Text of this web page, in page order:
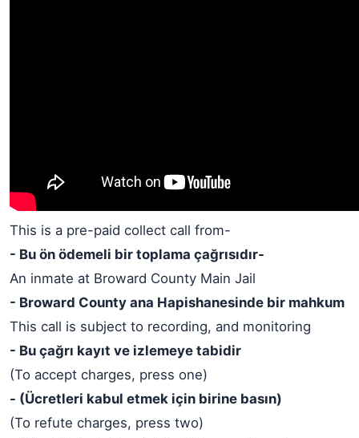
This is a pre-paid collect call from-
- Bu ön ödemeli bir toplama çağrısıdır-
An inmate at Broward County Main Jail
- Broward County ana Hapishanesinde bir mahkum
This call is subject to recording, and monitoring
- Bu çağrı kayıt ve izlemeye tabidir
(To accept charges, press one)
- (Ücretleri kabul etmek için birine basın)
(To refute charges, press two)